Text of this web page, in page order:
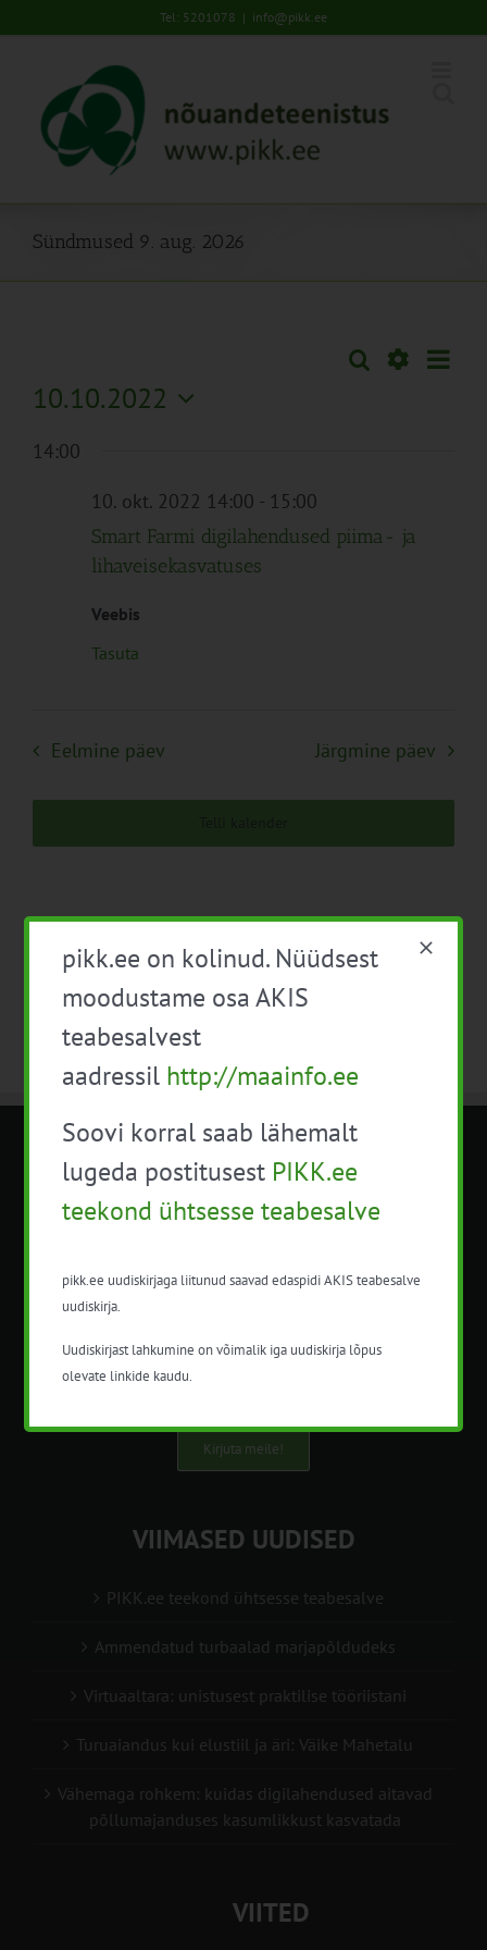
to
Tel: 5201078 | info@pikk.ee
Sündmused 9. aug. 2026
Sündmused
Otsi Päev
10.10.2022
kuupäev.
14:00
10. okt. 2022 14:00 - 15:00
Smart Farmi digilahendused piima- ja
lihaveisekasvatuses
Veebis
Tasuta
Eelmine päev Järgmine päev
METK NÕUANDETEENISTUS
Nõuandeteenistuse nimetuse alt
nõustamisteenuseid.
info@pikk.ee
Kirjuta meile!
VIIMASED UUDISED
PIKK.ee teekond ühtsesse teabesalve
Ammendatud turbaalad marjapõldudeks
Virtuaaltara: unistusest praktilise tööriistani
Turuaiandus kui elustiil ja äri: Väike Mahetalu
Vähemaga rohkem: kuidas digilahendused aitavad
põllumajanduses kasumlikkust kasvatada
VIITED
pikk.ee on kolinud. Nüüdsest
moodustame osa AKIS
teabesalvest
aadressil http://maainfo.ee
Soovi korral saab lähemalt
lugeda postitusest PIKK.ee
teekond ühtsesse teabesalve
pikk.ee uudiskirjaga liitunud saavad edaspidi AKIS teabesalve
uudiskirja.
Uudiskirjast lahkumine on võimalik iga uudiskirja lõpus
olevate linkide kaudu.